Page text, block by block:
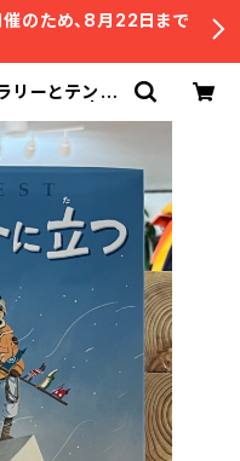
のため、8月22日まで
リーとテンジ
店